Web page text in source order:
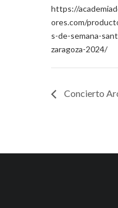
https://
ores.com/
s-de-semana-
zaragoza-2024/
Concierto